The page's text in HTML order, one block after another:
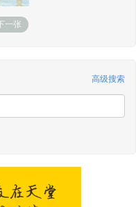
高级搜索